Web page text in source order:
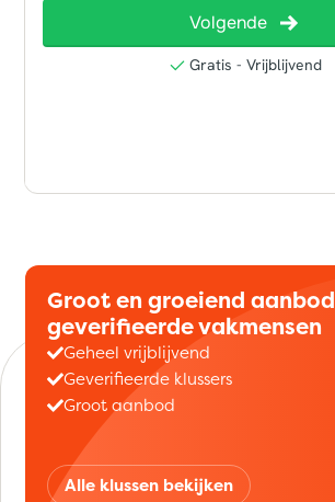
Groot en groeiend aanbod
geverifieerde vakmensen
Geheel vrijblijvend
Geverifieerde klussers
Groot aanbod
Alle klussen bekijken